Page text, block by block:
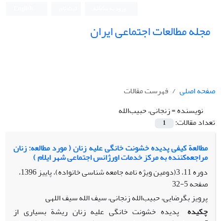
مجله مطالعات اجتماعی ایران
صفحه اصلی
فهرست مقالات
نویسنده =زنجانی، حبیب‌الله
تعداد مقالات:
1
مطالعة کیفی پدیده خشونت خانگی علیه زنان ( مورد مطالعه: زنان
مراجعه‌کننده به مرکز خدمات اورژانس اجتماعی شهر ایلام )
دوره 11، 3(دومین ویژه نامه جامعه شناسی خانواده)، پاییز 1396،
صفحه5-32
پرویز بگرضایی، حبیب‌الله زنجانی، سیف الله سیف اللهی
چکیده پدیده خشونت خانگی علیه زنان ریشة بسیاری از